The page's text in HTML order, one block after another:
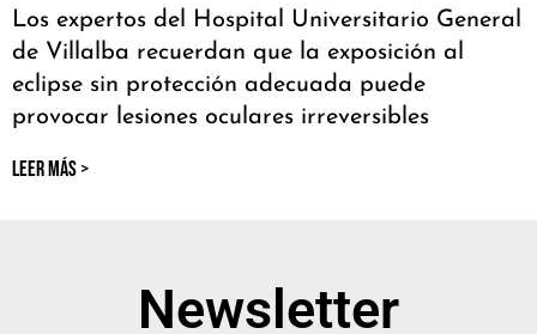
Los expertos del Hospital Universitario General
de Villalba recuerdan que la exposición al
eclipse sin protección adecuada puede
provocar lesiones oculares irreversibles
LEER MÁS >
Newsletter